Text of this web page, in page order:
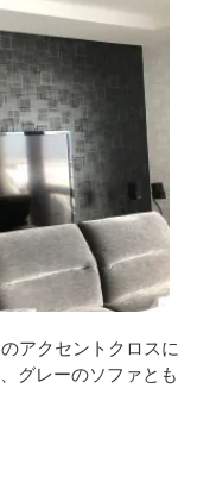
アクセントクロスに
グレーのソファとも